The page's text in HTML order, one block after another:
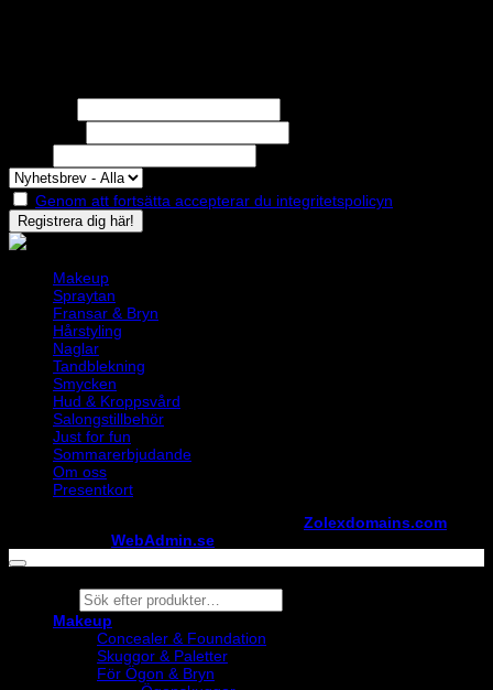
Genom att fortsätta accepterar du integritetspolicyn
Makeup
Spraytan
Fransar & Bryn
Hårstyling
Naglar
Tandblekning
Smycken
Hud & Kroppsvård
Salongstillbehör
Just for fun
Sommarerbjudande
Om oss
Presentkort
Zolexdomains.com
WebAdmin.se
Products
search
Makeup
Concealer & Foundation
Skuggor & Paletter
För Ögon & Bryn